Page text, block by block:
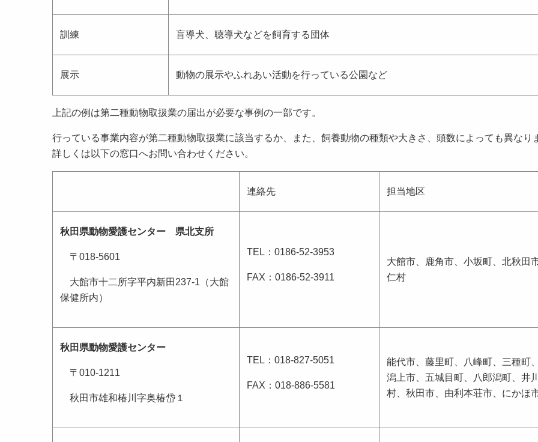
訓練 盲導犬、聴導犬などを飼育する団体
展示 動物の展示やふれあい活動を行っている公園など
上記の例は第二種動物取扱業の届出が必要な事例の一部です。
行っている事業内容が第二種動物取扱業に該当するか、また、飼養動物の種類や大きさ、頭数によっても異なり
詳しくは以下の窓口へお問い合わせください。
連絡先 担当地区
秋田県動物愛護センター 県北支所
〒018-5601
大館市十二所字平内新田237-1（大館
保健所内）
TEL：0186-52-3953
FAX：0186-52-3911
大館市、鹿角市、小坂町、北秋田
仁村
秋田県動物愛護センター
〒010-1211
秋田市雄和椿川字奥椿岱１
TEL：018-827-5051
FAX：018-886-5581
能代市、藤里町、八峰町、三種町
潟上市、五城目町、八郎潟町、井
村、秋田市、由利本荘市、にかほ